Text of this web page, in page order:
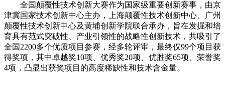
全国颠覆性技术创新大赛作为国家级重要创新赛事，由京
津冀国家技术创新中心主办，上海颠覆性技术创新中心、广州
颠覆性技术创新中心及黄埔创新学院联合承办，旨在发掘和培
育具有范式突破性、产业引领性的战略性创新技术，共吸引了
全国2200多个优质项目参赛，经多轮评审，最终仅99个项目获
得奖项，其中卓越奖10项、优秀奖20项、优胜奖65项、荣誉奖
4项，凸显出获奖项目的高度稀缺性和技术含金量。